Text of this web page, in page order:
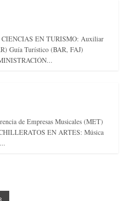
EN TURISMO: Auxiliar
Guía Turístico (BAR, FAJ)
de Empresas Musicales (MET)
EN ARTES: Música